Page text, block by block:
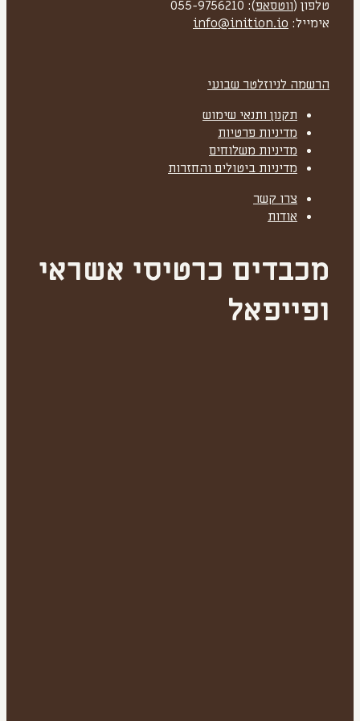
טלפון (ווטסאפ): 055-9756210
אימייל: info@inition.io
הרשמה לניוזלטר שבועי
תקנון ותנאי שימוש
מדיניות פרטיות
מדיניות משלוחים
מדיניות ביטולים והחזרות
צרו קשר
אודות
מכבדים כרטיסי אשראי
ופייפאל